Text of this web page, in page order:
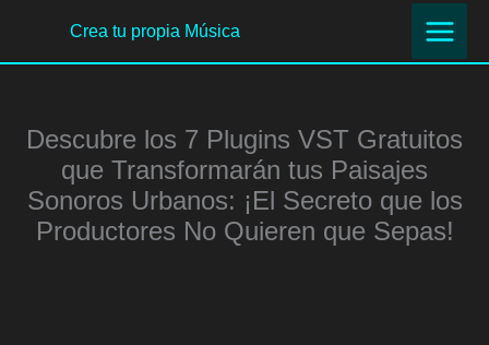
contenido
Crea tu propia Música
Descubre los 7 Plugins VST Gratuitos
que Transformarán tus Paisajes
Sonoros Urbanos: ¡El Secreto que los
Productores No Quieren que Sepas!